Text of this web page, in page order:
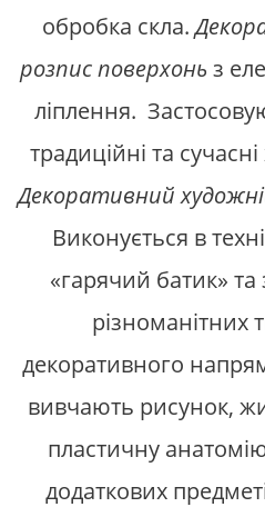
обробка скла.
розпис поверхонь з
ліплення.
традиційні та
Декоративний
Виконується в
«гарячий батик»
різноманітних
декоративного
вивчають рисунок,
пластичну
додаткових